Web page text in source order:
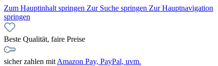
Zum Hauptinhalt springen Zur Suche springen Zur Hauptnavigation
springen
Beste Qualität, faire Preise
sicher zahlen mit Amazon Pay, PayPal, uvm.